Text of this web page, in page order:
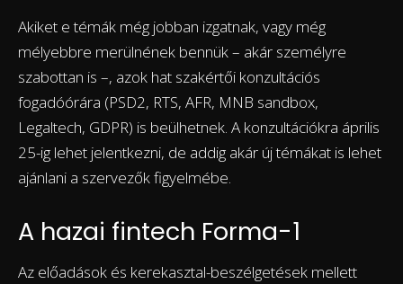
Akiket e témák még jobban izgatnak, vagy még
mélyebbre merülnének bennük – akár személyre
szabottan is –, azok hat szakértői konzultációs
fogadóórára (PSD2, RTS, AFR, MNB sandbox,
Legaltech, GDPR) is beülhetnek. A konzultációkra április
25-ig lehet jelentkezni, de addig akár új témákat is lehet
ajánlani a szervezők figyelmébe.
A hazai fintech Forma-1
Az előadások és kerekasztal-beszélgetések mellett